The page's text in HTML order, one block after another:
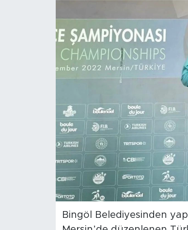
Bingöl Belediyesinden
Siyaset
Ekonomi
Hava Durumu